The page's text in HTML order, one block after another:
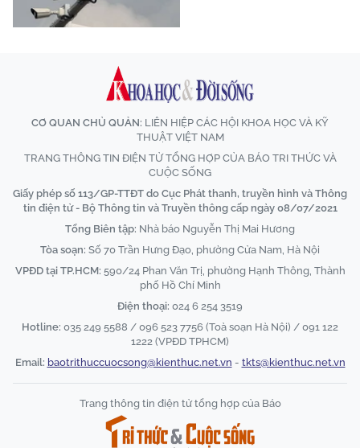
CƠ QUAN CHỦ QUẢN: LIÊN HIỆP CÁC HỘI KHOA HỌC VÀ KỸ
THUẬT VIỆT NAM
TRANG THÔNG TIN ĐIỆN TỬ TỔNG HỢP CỦA BÁO TRI THỨC VÀ
CUỘC SỐNG
Giấy phép số 113/GP-TTĐT do Cục Phát thanh, truyền hình và Thông
tin điện tử - Bộ Thông tin và Truyền thông cấp ngày 08/07/2021
Tổng Biên tập: Nhà báo Nguyễn Thị Mai Hương
Tòa soạn: Số 70 Trần Hưng Đạo, phường Cửa Nam, Hà Nội
VPĐD tại TP.HCM: 590/24 Phan Văn Trị, phường Hạnh Thông, Thành
phố Hồ Chí Minh
Điện thoại: 024 6 254 3519
Hotline: 035 249 5588 / 096 523 7756 (Toà soạn Hà Nội) / 091 122
1222 (VPĐD TPHCM)
Email: baotrithuccuocsong@kienthuc.net.vn - tkts@kienthuc.net.vn
Trang thông tin điện tử tổng hợp của Báo